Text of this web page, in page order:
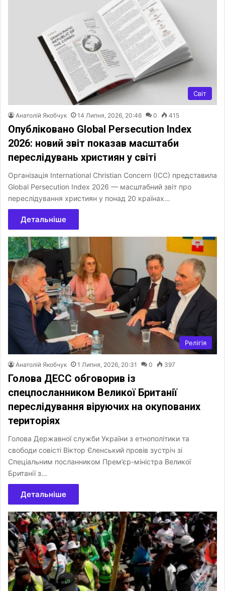
Світ
Анатолій Якобчук 14 Липня, 2026, 20:46 0 415
Опубліковано Global Persecution Index
2026: новий звіт показав масштаби
переслідувань християн у світі
Організація International Christian Concern (ICC) представила
Global Persecution Index 2026 — масштабний звіт про
переслідування християн у понад 20 країнах…
Детальніше
Релігія
Анатолій Якобчук 1 Липня, 2026, 20:31 0 397
Голова ДЕСС обговорив із
спецпосланником Великої Британії
переслідування віруючих на окупованих
територіях
Голова Державної служби України з етнополітики та
свободи совісті Віктор Єленський провів зустріч зі
Спеціальним посланником Прем’єр-міністра Великої
Британії з…
Детальніше